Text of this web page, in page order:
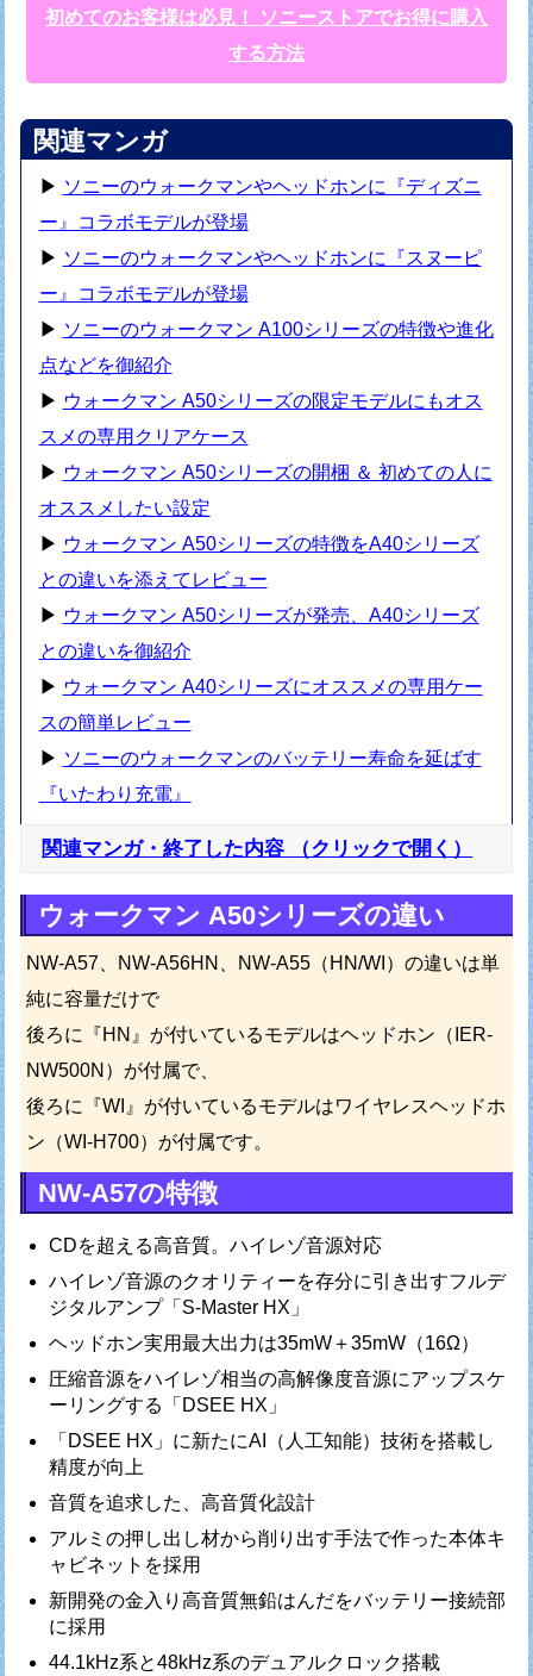
初めてのお客様は必見！ ソニーストアでお得に購入
する方法
関連マンガ
▶ ソニーのウォークマンやヘッドホンに『ディズニ
ー』コラボモデルが登場
▶ ソニーのウォークマンやヘッドホンに『スヌーピ
ー』コラボモデルが登場
▶ ソニーのウォークマン A100シリーズの特徴や進化
点などを御紹介
▶ ウォークマン A50シリーズの限定モデルにもオス
スメの専用クリアケース
▶ ウォークマン A50シリーズの開梱 ＆ 初めての人に
オススメしたい設定
▶ ウォークマン A50シリーズの特徴をA40シリーズ
との違いを添えてレビュー
▶ ウォークマン A50シリーズが発売、A40シリーズ
との違いを御紹介
▶ ウォークマン A40シリーズにオススメの専用ケー
スの簡単レビュー
▶ ソニーのウォークマンのバッテリー寿命を延ばす
『いたわり充電』
関連マンガ・終了した内容 （クリックで開く）
ウォークマン A50シリーズの違い
NW-A57、NW-A56HN、NW-A55（HN/WI）の違いは単
純に容量だけで
後ろに『HN』が付いているモデルはヘッドホン（IER-
NW500N）が付属で、
後ろに『WI』が付いているモデルはワイヤレスヘッドホ
ン（WI-H700）が付属です。
NW-A57の特徴
CDを超える高音質。ハイレゾ音源対応
ハイレゾ音源のクオリティーを存分に引き出すフルデ
ジタルアンプ「S-Master HX」
ヘッドホン実用最大出力は35mW＋35mW（16Ω）
圧縮音源をハイレゾ相当の高解像度音源にアップスケ
ーリングする「DSEE HX」
「DSEE HX」に新たにAI（人工知能）技術を搭載し
精度が向上
音質を追求した、高音質化設計
アルミの押し出し材から削り出す手法で作った本体キ
ャビネットを採用
新開発の金入り高音質無鉛はんだをバッテリー接続部
に採用
44.1kHz系と48kHz系のデュアルクロック搭載